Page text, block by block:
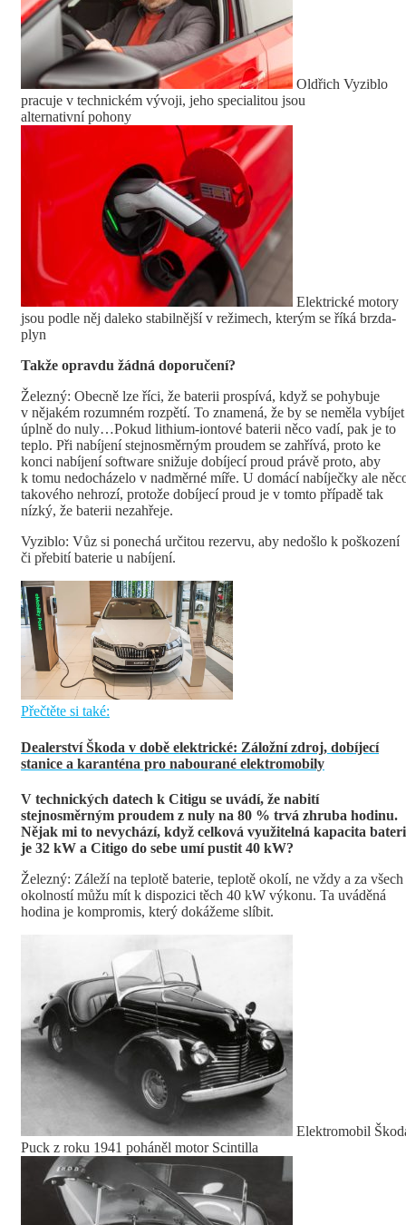
Oldřich Vyziblo
pracuje v technickém vývoji, jeho specialitou jsou
alternativní pohony
Elektrické motory
jsou podle něj daleko stabilnější v režimech, kterým se říká brzda-
plyn
Takže opravdu žádná doporučení?
Železný: Obecně lze říci, že baterii prospívá, když se pohybuje
v nějakém rozumném rozpětí. To znamená, že by se neměla vybíjet
úplně do nuly…Pokud lithium-iontové baterii něco vadí, pak je to
teplo. Při nabíjení stejnosměrným proudem se zahřívá, proto ke
konci nabíjení software snižuje dobíjecí proud právě proto, aby
k tomu nedocházelo v nadměrné míře. U domácí nabíječky ale
takového nehrozí, protože dobíjecí proud je v tomto případě tak
nízký, že baterii nezahřeje.
Vyziblo: Vůz si ponechá určitou rezervu, aby nedošlo k poškození
či přebití baterie u nabíjení.
Přečtěte si také:
Dealerství Škoda v době elektrické: Záložní zdroj, dobíjecí
stanice a karanténa pro nabourané elektromobily
V technických datech k Citigu se uvádí, že nabití
stejnosměrným proudem z nuly na 80 % trvá zhruba hodinu.
Nějak mi to nevychází, když celková využitelná kapacita
je 32 kW a Citigo do sebe umí pustit 40 kW?
Železný: Záleží na teplotě baterie, teplotě okolí, ne vždy a za všech
okolností můžu mít k dispozici těch 40 kW výkonu. Ta uváděná
hodina je kompromis, který dokážeme slíbit.
Elektromobil
Puck z roku 1941 poháněl motor Scintilla